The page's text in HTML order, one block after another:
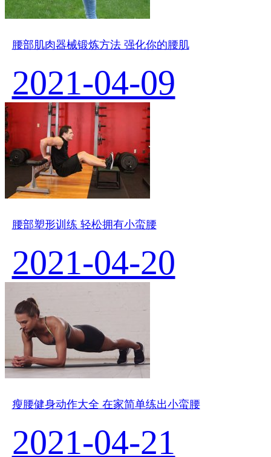
腰部肌肉器械锻炼方法 强化你的腰肌
2021-04-09
腰部塑形训练 轻松拥有小蛮腰
2021-04-20
瘦腰健身动作大全 在家简单练出小蛮腰
2021-04-21